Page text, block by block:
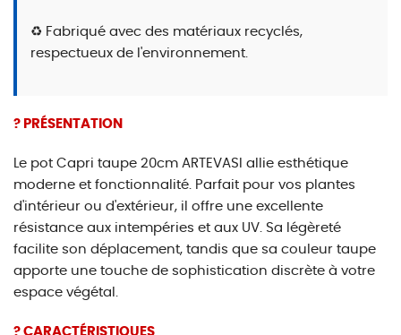
♻️ Fabriqué avec des matériaux recyclés,
respectueux de l'environnement.
? PRÉSENTATION
Le pot Capri taupe 20cm ARTEVASI allie esthétique
moderne et fonctionnalité. Parfait pour vos plantes
d'intérieur ou d'extérieur, il offre une excellente
résistance aux intempéries et aux UV. Sa légèreté
facilite son déplacement, tandis que sa couleur taupe
apporte une touche de sophistication discrète à votre
espace végétal.
? CARACTÉRISTIQUES